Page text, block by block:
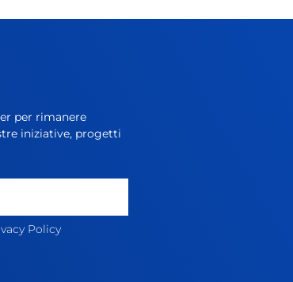
per rimanere
iniziative, progetti
Policy